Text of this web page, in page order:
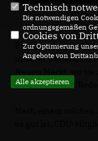
Einen würdigen
unserer
Götz Friederich
Technisch
Die notwendigen
ordnungsgemäßen
Cookies von
Zur Optimierung
Angebote von
Alle akzeptieren